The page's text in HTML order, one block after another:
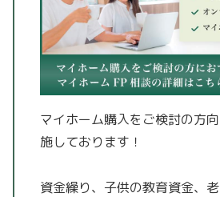
マイホーム購入をご検討の方
施しております！
資金繰り、子供の教育資金、